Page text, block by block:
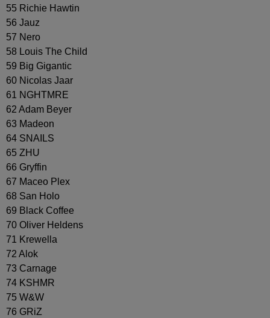
55 Richie Hawtin
56 Jauz
57 Nero
58 Louis The Child
59 Big Gigantic
60 Nicolas Jaar
61 NGHTMRE
62 Adam Beyer
63 Madeon
64 SNAILS
65 ZHU
66 Gryffin
67 Maceo Plex
68 San Holo
69 Black Coffee
70 Oliver Heldens
71 Krewella
72 Alok
73 Carnage
74 KSHMR
75 W&W
76 GRiZ